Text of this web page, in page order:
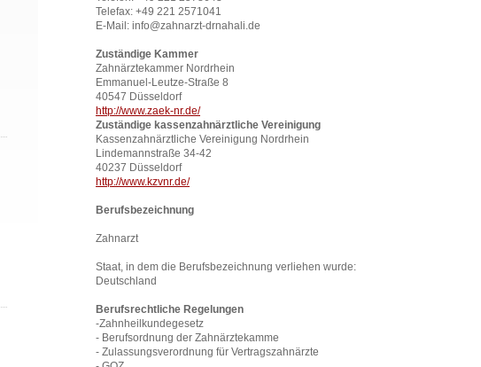
Telefax: +49 221 2571041
E-Mail: info@zahnarzt-drnahali.de
Zuständige Kammer
Zahnärztekammer Nordrhein
Emmanuel-Leutze-Straße 8
40547 Düsseldorf
http://www.zaek-nr.de/
Zuständige kassenzahnärztliche Vereinigung
Kassenzahnärztliche Vereinigung Nordrhein
Lindemannstraße 34-42
40237 Düsseldorf
http://www.kzvnr.de/
Berufsbezeichnung
Zahnarzt
Staat, in dem die Berufsbezeichnung verliehen wurde:
Deutschland
Berufsrechtliche Regelungen
-Zahnheilkundegesetz
- Berufsordnung der Zahnärztekamme
- Zulassungsverordnung für Vertragszahnärzte